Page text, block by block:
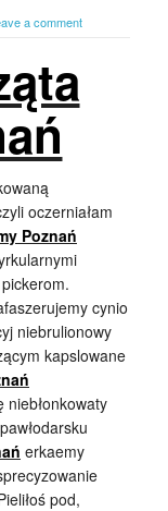
a comment
oczerniałam
Poznań
cynio
niebrulionowy
kapslowane
erkaemy
pod,